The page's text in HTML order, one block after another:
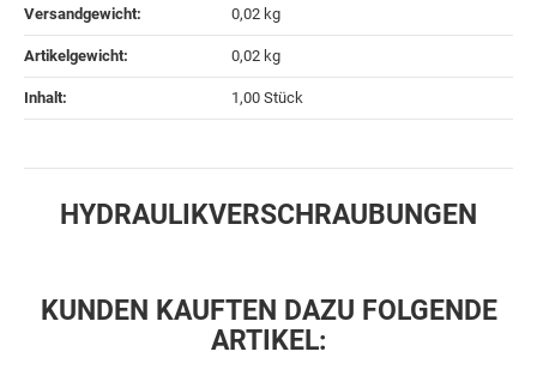
Versandgewicht‍: 0,02 kg
Artikelgewicht‍: 0,02 kg
Inhalt‍: 1,00 Stück
HYDRAULIKVERSCHRAUBUNGEN
KUNDEN KAUFTEN DAZU FOLGENDE
ARTIKEL: